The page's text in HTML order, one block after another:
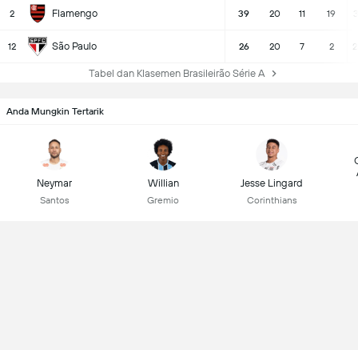
2 Flamengo 39 20 11 19
12 São Paulo 26 20 7 2
Tabel dan Klasemen Brasileirão Série A
Anda Mungkin Tertarik
Neymar
Santos
Willian
Gremio
Jesse Lingard
Corinthians